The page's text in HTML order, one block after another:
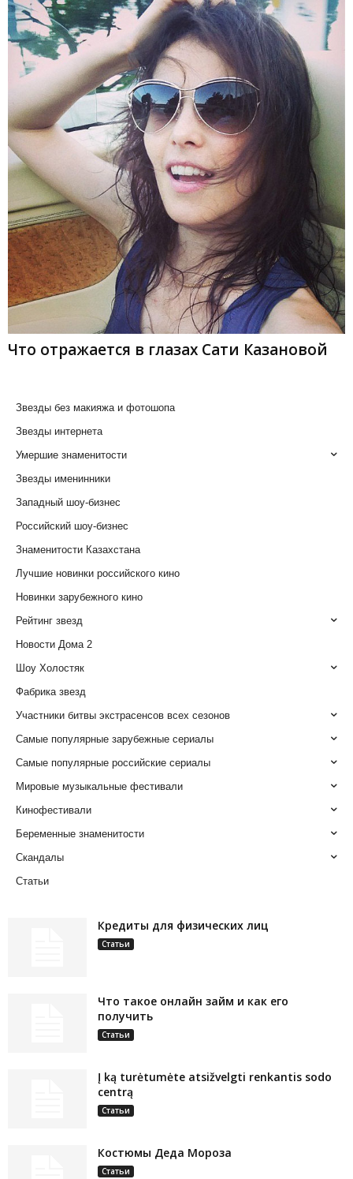
Что отражается в глазах Сати Казановой
Звезды без макияжа и фотошопа
Звезды интернета
Умершие знаменитости
Звезды именинники
Западный шоу-бизнес
Российский шоу-бизнес
Знаменитости Казахстана
Лучшие новинки российского кино
Новинки зарубежного кино
Рейтинг звезд
Новости Дома 2
Шоу Холостяк
Фабрика звезд
Участники битвы экстрасенсов всех сезонов
Самые популярные зарубежные сериалы
Самые популярные российские сериалы
Мировые музыкальные фестивали
Кинофестивали
Беременные знаменитости
Скандалы
Статьи
Кредиты для физических лиц
Статьи
Что такое онлайн займ и как его
получить
Статьи
Į ką turėtumėte atsižvelgti renkantis sodo
centrą
Статьи
Костюмы Деда Мороза
Статьи